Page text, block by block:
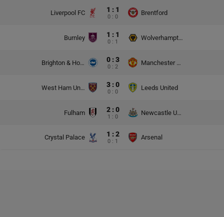
Liverpool FC 1 : 1
0 : 0
Brentford
Burnley 1 : 1
0 : 1
Wolverhampton Wanderers
Brighton & Hove Albion 0 : 3
0 : 2
Manchester United
West Ham United 3 : 0
0 : 0
Leeds United
Fulham 2 : 0
1 : 0
Newcastle United
Crystal Palace 1 : 2
0 : 1
Arsenal